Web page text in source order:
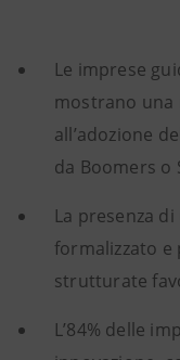
Le imprese
mostrano una
all’adozione
da Boomers o
La presenza
formalizzato e
strutturate
L’84% delle